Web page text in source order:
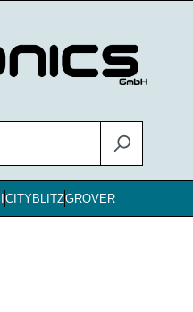
CITYBLITZGROVER